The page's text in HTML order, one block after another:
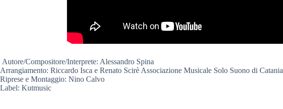
Autore/Compositore/Interprete: Alessandro Spina
Arrangiamento: Riccardo Isca e Renato Scirè Associazione Musicale Solo Suono di Catania
Riprese e Montaggio: Nino Calvo
Label: Kutmusic